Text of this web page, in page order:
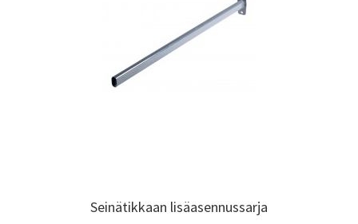
Seinätikkaan lisäasennussarja
Seinätikkaan lisäasennussarja